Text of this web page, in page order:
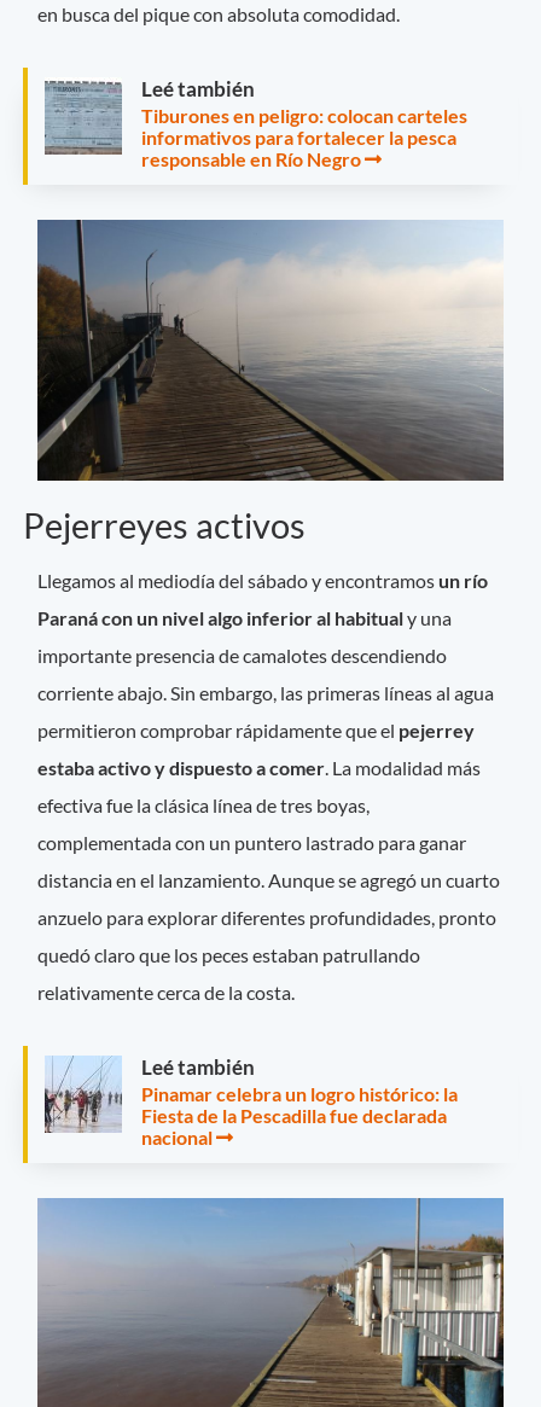
en busca del pique con absoluta comodidad.
Leé también
Tiburones en peligro: colocan carteles
informativos para fortalecer la pesca
responsable en Río Negro
Pejerreyes activos
Llegamos al mediodía del sábado y encontramos un río
Paraná con un nivel algo inferior al habitualy una
importante presencia de camalotes descendiendo
corriente abajo. Sin embargo, las primeras líneas al agua
permitieron comprobar rápidamente que el pejerrey
estaba activo y dispuesto a comer . La modalidad más
efectiva fue la clásica línea de tres boyas,
complementada con un puntero lastrado para ganar
distancia en el lanzamiento. Aunque se agregó un cuarto
anzuelo para explorar diferentes profundidades, pronto
quedó claro que los peces estaban patrullando
relativamente cerca de la costa.
Leé también
Pinamar celebra un logro histórico: la
Fiesta de la Pescadilla fue declarada
nacional